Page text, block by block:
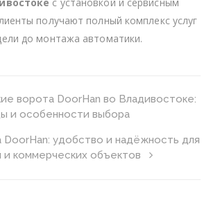
получают полный комплекс услуг
до монтажа автоматики.
ворота DoorHan во Владивостоке:
и особенности выбора
DoorHan: удобство и надёжность для
и коммерческих объектов